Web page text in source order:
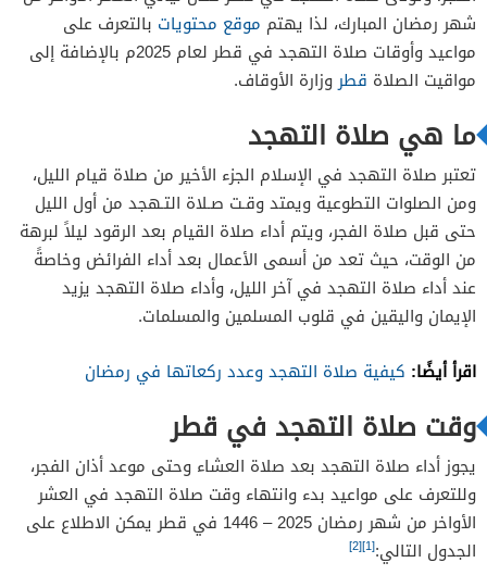
شهر رمضان المبارك، لذا يهتم موقع محتويات بالتعرف على
مواعيد وأوقات صلاة التهجد في قطر لعام 2025م بالإضافة إلى
مواقيت الصلاة قطروزارة الأوقاف.
ما هي صلاة التهجد
تعتبر صلاة التهجد في الإسلام الجزء الأخير من صلاة قيام الليل،
ومن الصلوات التطوعية ويمتد وقـت صـلاة التـهجد من أول الليل
حتى قبل صلاة الفجر، ويتم أداء صلاة القيام بعد الرقود ليلاً لبرهة
من الوقت، حيث تعد من أسمى الأعمال بعد أداء الفرائض وخاصةً
عند أداء صلاة التهجد في آخر الليل، وأداء صلاة التهجد يزيد
الإيمان واليقين في قلوب المسلمين والمسلمات.
اقرأ أيضًا: كيفية صلاة التهجد وعدد ركعاتها في رمضان
وقت صلاة التهجد في قطر
يجوز أداء صلاة التهجد بعد صلاة العشاء وحتى موعد أذان الفجر،
وللتعرف على مواعيد بدء وانتهاء وقت صلاة التهجد في العشر
الأواخر من شهر رمضان 2025 – 1446 في قطر يمكن الاطلاع على
الجدول التالي:[1]
[2]